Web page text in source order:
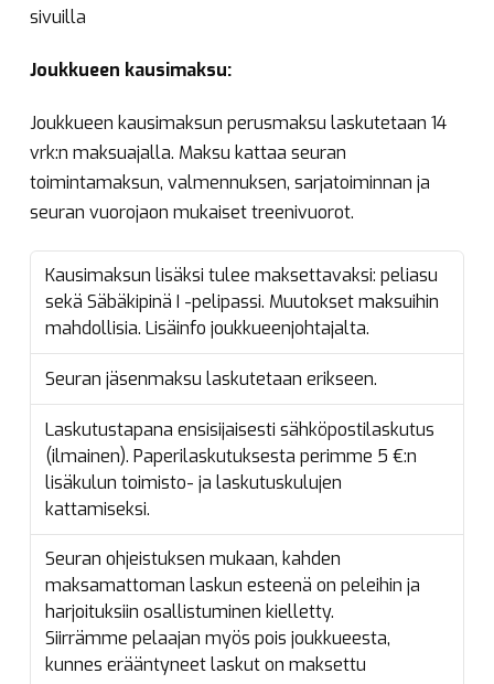
sivuilla
Joukkueen kausimaksu:
Joukkueen kausimaksun perusmaksu laskutetaan 14
vrk:n maksuajalla. Maksu kattaa seuran
toimintamaksun, valmennuksen, sarjatoiminnan ja
seuran vuorojaon mukaiset treenivuorot.
Kausimaksun lisäksi tulee maksettavaksi: peliasu
sekä Säbäkipinä I -pelipassi. Muutokset maksuihin
mahdollisia. Lisäinfo joukkueenjohtajalta.
Seuran jäsenmaksu laskutetaan erikseen.
Laskutustapana ensisijaisesti sähköpostilaskutus
(ilmainen). Paperilaskutuksesta perimme 5 €:n
lisäkulun toimisto- ja laskutuskulujen
kattamiseksi.
Seuran ohjeistuksen mukaan, kahden
maksamattoman laskun esteenä on peleihin ja
harjoituksiin osallistuminen kielletty.
Siirrämme pelaajan myös pois joukkueesta,
kunnes erääntyneet laskut on maksettu